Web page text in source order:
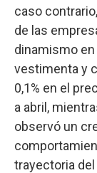
caso
de las
dinamismo
vestimenta y
0,1% en el
a abril,
observó un
trayectoria del